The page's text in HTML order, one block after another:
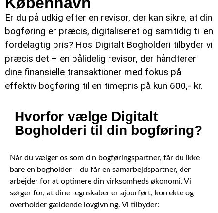
Er du på udkig efter en revisor, der kan sikre, at din
bogføring er præcis, digitaliseret og samtidig til en
fordelagtig pris? Hos Digitalt Bogholderi tilbyder vi
præcis det – en pålidelig revisor, der håndterer
dine finansielle transaktioner med fokus på
effektiv bogføring til en timepris på kun 600,- kr.
Hvorfor vælge Digitalt
Bogholderi til din bogføring?
Når du vælger os som din bogføringspartner, får du ikke
bare en bogholder – du får en samarbejdspartner, der
arbejder for at optimere din virksomheds økonomi. Vi
sørger for, at dine regnskaber er ajourført, korrekte og
overholder gældende lovgivning. Vi tilbyder: